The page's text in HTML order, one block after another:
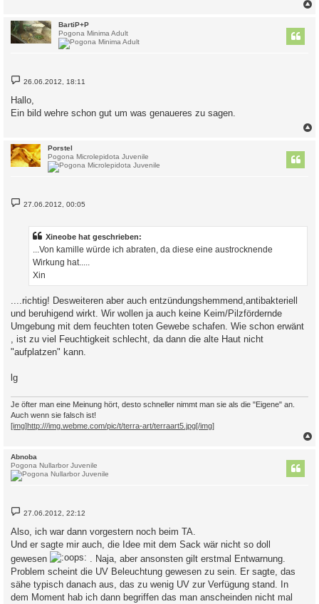
BartiP+P
Pogona Minima Adult
B
e
i
t
r
26.06.2012, 18:11
Hallo,
Ein bild wehre schon gut um was genaueres zu sagen.
Porstel
Pogona Microlepidota Juvenile
B
e
27.06.2012, 00:05
Xineobe hat geschrieben:
...Von kamille würde ich abraten, da diese eine austrocknende
Wirkung hat.....
Xin
....richtig! Desweiteren aber auch entzündungshemmend,antibakteriell
und beruhigend wirkt. Wir wollen ja auch keine Keim/Pilzfördernde
Umgebung mit dem feuchten toten Gewebe schafen. Wie schon erwänt
, ist zu viel Feuchtigkeit schlecht, da dann die alte Haut nicht
"aufplatzen" kann.
lg
Je öfter man eine Meinung hört, desto schneller nimmt man sie als die "Eigene" an.
Auch wenn sie falsch ist!
[img]http:///img.webme.com/pic/t/terra-art/terraart5.jpg[/img]
Abnoba
Pogona Nullarbor Juvenile
B
e
t
r
g
27.06.2012, 22:12
Also, ich war dann vorgestern noch beim TA.
Und er sagte mir auch, die Idee mit dem Sack wär nicht so doll
gewesen
. Naja, aber ansonsten gilt erstmal Entwarnung.
Problem scheint die UV Beleuchtung gewesen zu sein. Er sagte, das
sähe typisch danach aus, das zu wenig UV zur Verfügung stand. In
dem Moment hab ich dann begriffen das man anscheinden nicht mal